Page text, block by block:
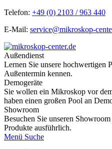
Telefon: +49 (0) 2103 / 963 440
E-Mail: service@mikroskop-
Außendienst
Lernen Sie unsere hochwertigen
Außentermin kennen.
Demogeräte
Sie wollen ein Mikroskop vor
haben einen großen Pool an
Showroom
Besuchen Sie unseren
Produkte ausführlich.
Menü Suche